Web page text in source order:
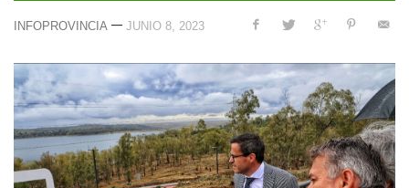
INFOPROVINCIA — JUNIO 8, 2023